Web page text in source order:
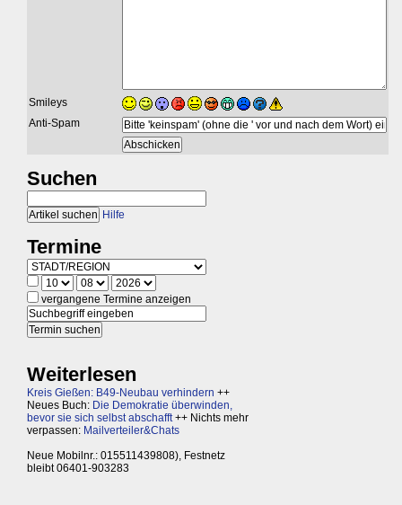
Smileys
Anti-Spam
Suchen
Hilfe
Termine
vergangene Termine anzeigen
Weiterlesen
Kreis Gießen: B49-Neubau verhindern ++
Neues Buch: Die Demokratie überwinden,
bevor sie sich selbst abschafft++ Nichts mehr
verpassen: Mailverteiler&Chats
Neue Mobilnr.: 015511439808), Festnetz
bleibt 06401-903283